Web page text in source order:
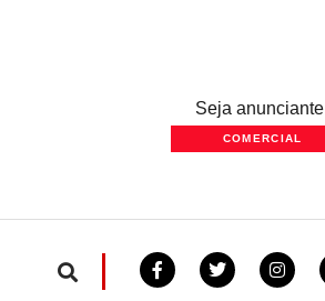
Seja anunciante
COMERCIAL